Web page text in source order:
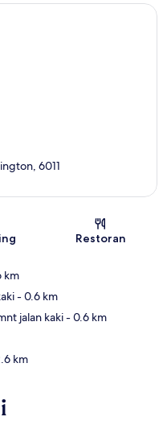
6011
Restoran
km
- 0.6 km
jalan kaki- 0.6 km
km